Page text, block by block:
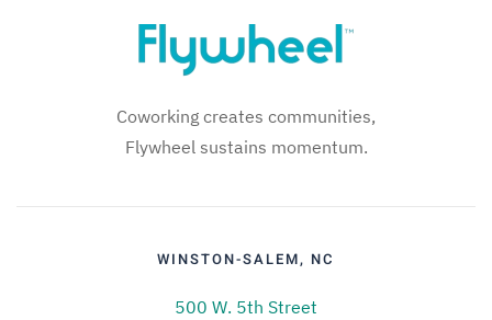
Coworking creates communities,
Flywheel sustains momentum.
WINSTON-SALEM, NC
500 W. 5th Street